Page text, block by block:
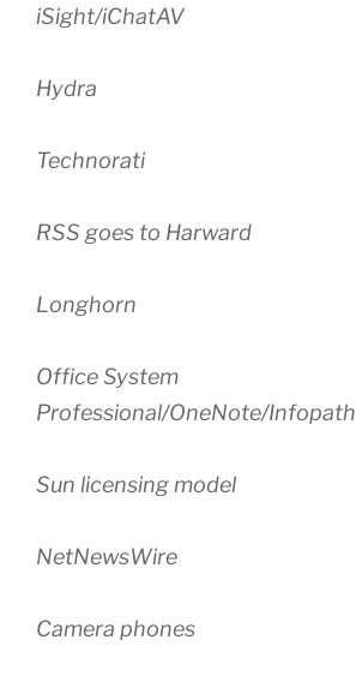
iSight/iChatAV
Hydra
Technorati
RSS goes to Harward
Longhorn
Office System
Professional/OneNote/Infopath
Sun licensing model
NetNewsWire
Camera phones